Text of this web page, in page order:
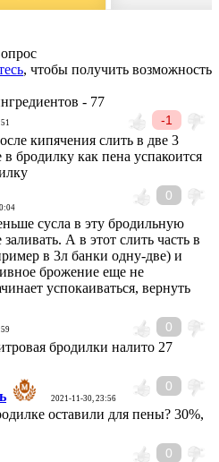
, чтобы получить возможность
- 77
-1
кипячения слить в две 3
в бродилку как пена успакоится
0
сусла в эту бродильную
А в этот слить часть в
в 3л банки одну-две) и
брожение еще не
успокаиваться, вернуть
0
бродилки налито 27
0
2021-11-30, 23:56
оставили для пены? 30%,
0